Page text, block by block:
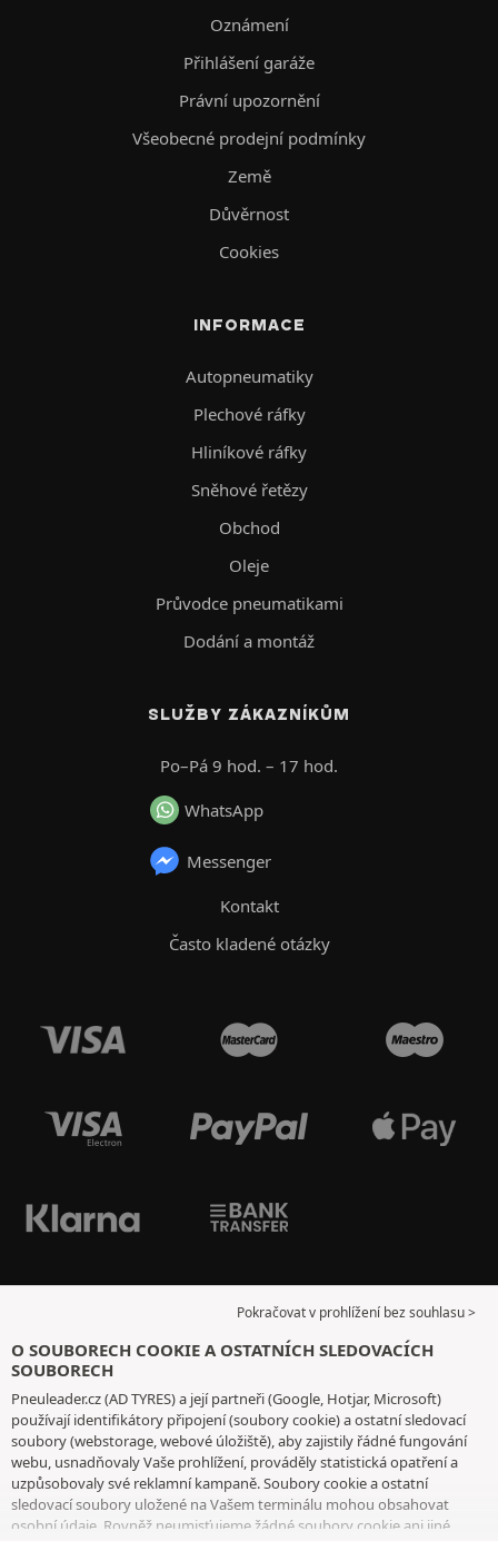
Oznámení
Přihlášení garáže
Právní upozornění
Všeobecné prodejní podmínky
Země
Důvěrnost
Cookies
INFORMACE
Autopneumatiky
Plechové ráfky
Hliníkové ráfky
Sněhové řetězy
Obchod
Oleje
Průvodce pneumatikami
Dodání a montáž
SLUŽBY ZÁKAZNÍKŮM
Po–Pá 9 hod. – 17 hod.
WhatsApp
Messenger
Kontakt
Často kladené otázky
Pokračovat v prohlížení bez souhlasu >
O SOUBORECH COOKIE A OSTATNÍCH SLEDOVACÍCH
SOUBORECH
Pneuleader.cz (AD TYRES) a její partneři (Google, Hotjar, Microsoft)
používají identifikátory připojení (soubory cookie) a ostatní sledovací
soubory (webstorage, webové úložiště), aby zajistily řádné fungování
webu, usnadňovaly Vaše prohlížení, prováděly statistická opatření a
uzpůsobovaly své reklamní kampaně. Soubory cookie a ostatní
sledovací soubory uložené na Vašem terminálu mohou obsahovat
osobní údaje. Rovněž neumisťujeme žádné soubory cookie ani jiné